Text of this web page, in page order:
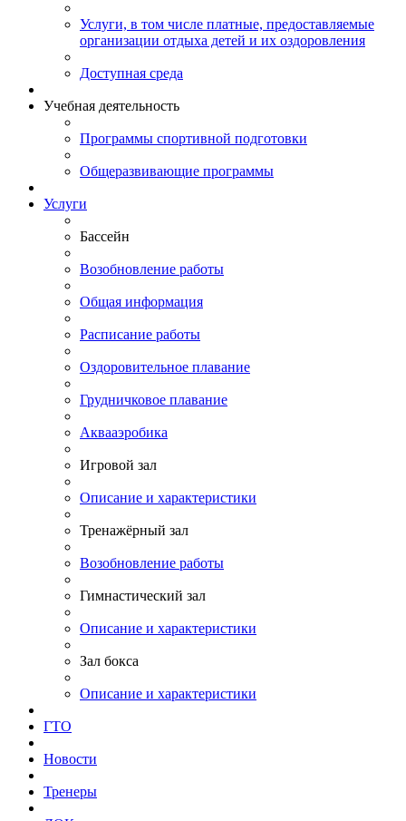
Услуги, в том числе платные, предоставляемые
организации отдыха детей и их оздоровления
Доступная среда
Учебная деятельность
Программы спортивной подготовки
Общеразвивающие программы
Услуги
Бассейн
Возобновление работы
Общая информация
Расписание работы
Оздоровительное плавание
Грудничковое плавание
Аквааэробика
Игровой зал
Описание и характеристики
Тренажёрный зал
Возобновление работы
Гимнастический зал
Описание и характеристики
Зал бокса
Описание и характеристики
ГТО
Новости
Тренеры